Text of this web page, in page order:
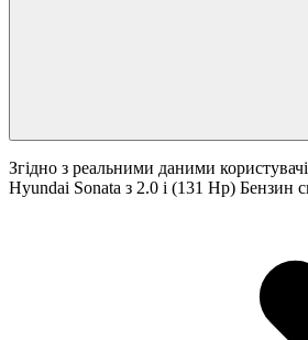
Згідно з реальними даними
Hyundai Sonata з 2.0 i (131 Hp) Бензин